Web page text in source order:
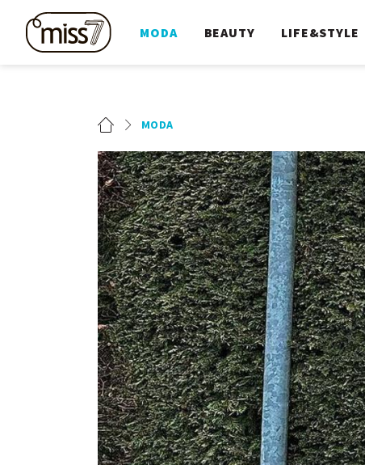
MODA BEAUTY LIFE&STYLE
MODA